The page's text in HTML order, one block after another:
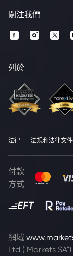
關注我們
列於
法律 法規和法律文
付款
方式
網域
Ltd ("Markets